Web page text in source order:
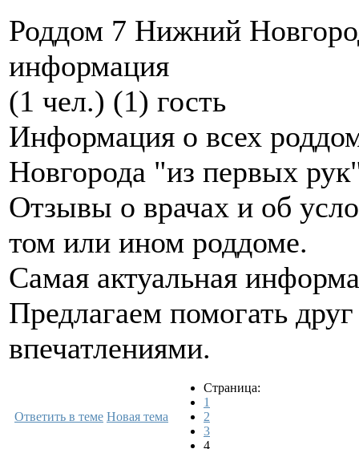
Роддом 7 Нижний
информация
(1 чел.) (1) гость
Информация о всех
Новгорода "из первых
Отзывы о врачах и об
том или ином роддоме.
Самая актуальная
Предлагаем помогать
впечатлениями.
Ответить в теме Новая тема
Страница:
1
2
3
4